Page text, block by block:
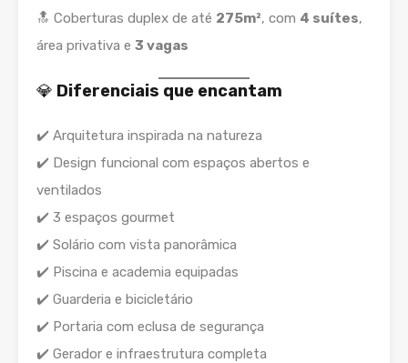
🔝 Coberturas duplex de até 275m², com 4 suítes,
área privativa e 3 vagas
💎 Diferenciais que encantam
✔️ Arquitetura inspirada na natureza
✔️ Design funcional com espaços abertos e
ventilados
✔️ 3 espaços gourmet
✔️ Solário com vista panorâmica
✔️ Piscina e academia equipadas
✔️ Guarderia e bicicletário
✔️ Portaria com eclusa de segurança
✔️ Gerador e infraestrutura completa